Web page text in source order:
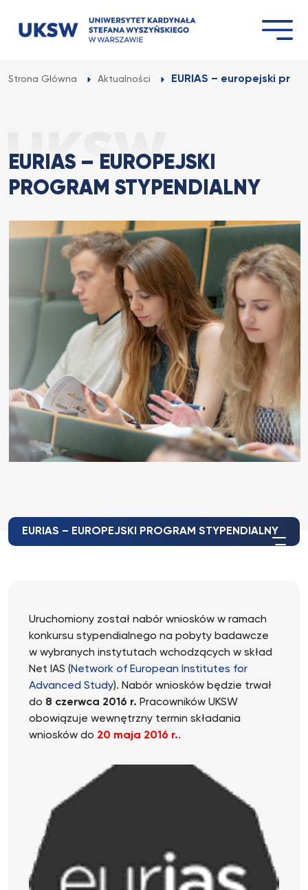
Strona Główna Aktualności EURIAS – europejski
EURIAS – EUROPEJSKI
PROGRAM STYPENDIALNY
EURIAS – EUROPEJSKI PROGRAM STYPENDIALNY
Uruchomiony został nabór wniosków w ramach
konkursu stypendialnego na pobyty badawcze
w wybranych instytutach wchodzących w skład
Net IAS (Network of European Institutes for
Advanced Study). Nabór wniosków będzie trwał
do 8 czerwca 2016 r. Pracowników UKSW
obowiązuje wewnętrzny termin składania
wniosków do 20 maja 2016 r..